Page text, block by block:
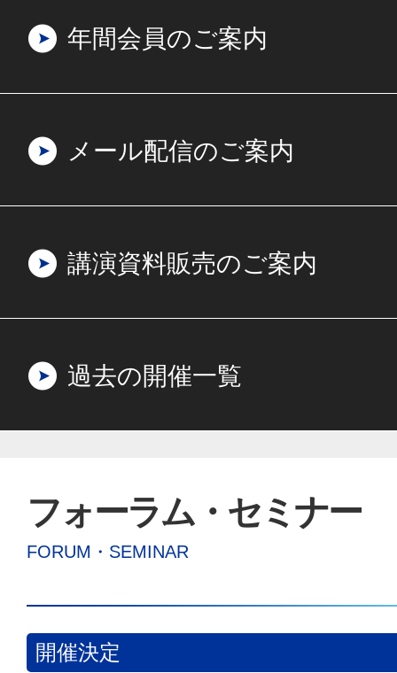
年間会員のご案内
メール配信のご案内
講演資料販売のご案内
過去の開催一覧
フォーラム・セミナー
FORUM・SEMINAR
開催決定